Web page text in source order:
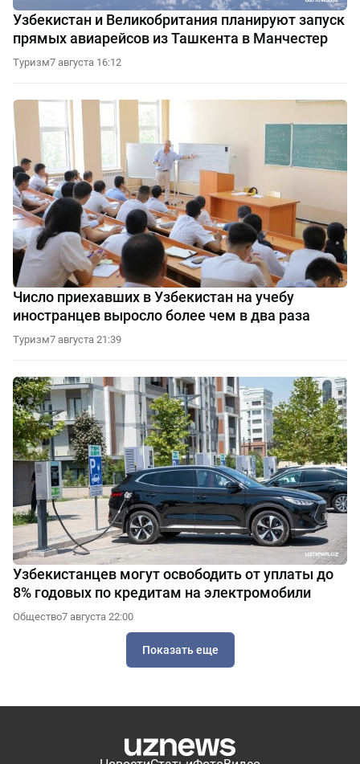
Узбекистан и Великобритания планируют запуск
прямых авиарейсов из Ташкента в Манчестер
Туризм7 августа 16:12
Число приехавших в Узбекистан на учебу
иностранцев выросло более чем в два раза
Туризм7 августа 21:39
Узбекистанцев могут освободить от уплаты до
8% годовых по кредитам на электромобили
Общество7 августа 22:00
Показать еще